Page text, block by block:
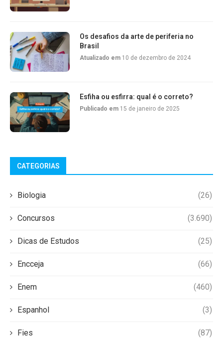
Os desafios da arte de periferia no
Brasil
Atualizado em 10 de dezembro de 2024
Esfiha ou esfirra: qual é o correto?
Publicado em 15 de janeiro de 2025
CATEGORIAS
Biologia (26)
Concursos (3.690)
Dicas de Estudos (25)
Encceja (66)
Enem (460)
Espanhol (3)
Fies (87)